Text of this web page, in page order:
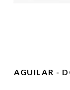
AGUILAR -